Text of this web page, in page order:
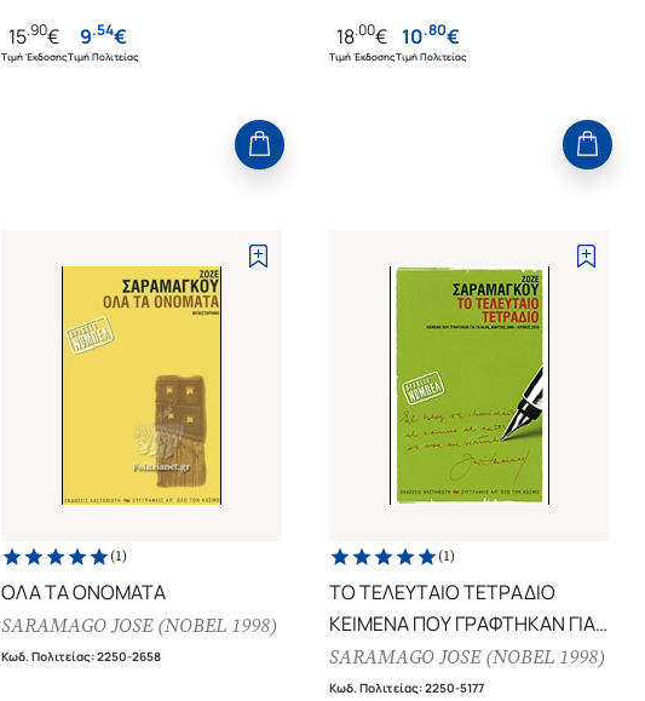
15.90€
Τιμή Έκδοσης
9.54€
Τιμή Πολιτείας
18.00€
Τιμή Έκδοσης
10.80€
Τιμή Πολιτείας
(1)
ΟΛΑ ΤΑ ΟΝΟΜΑΤΑ
SARAMAGO JOSE (NOBEL 1998)
Κωδ. Πολιτείας:2250-2658
(1)
ΤΟ ΤΕΛΕΥΤΑΙΟ ΤΕΤΡΑΔΙΟ
ΚΕΙΜΕΝΑ ΠΟΥ ΓΡΑΦΤΗΚΑΝ ΓΙΑ
ΤΟ BLOG, ΜΑΡΤΙΟΣ 2009 -
ΙΟΥΝΙΟΣ 2010
SARAMAGO JOSE (NOBEL 1998)
Κωδ. Πολιτείας:2250-5177